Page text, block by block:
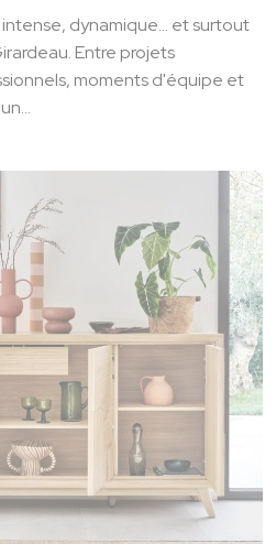
dynamique… et surtout
Entre projets
moments d'équipe et